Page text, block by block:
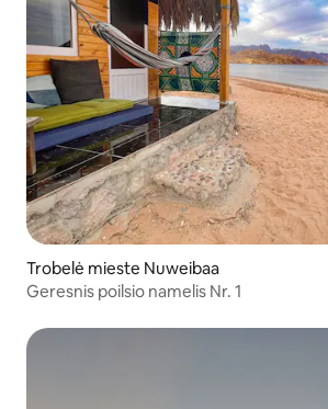
Trobelė mieste Nuweibaa
Geresnis poilsio namelis Nr. 1